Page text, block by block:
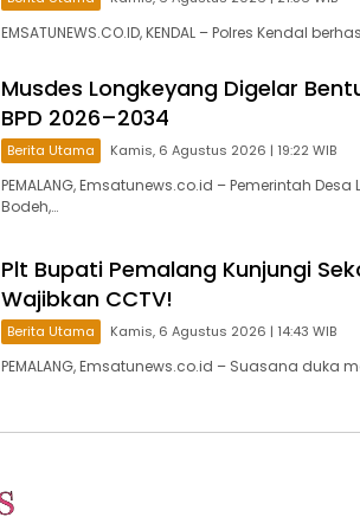
EMSATUNEWS.CO.ID, KENDAL – Polres Kendal
Musdes Longkeyang Digelar
BPD 2026–2034
Berita Utama Kamis, 6 Agustus 2026 | 19:22 WIB
PEMALANG, Emsatunews.co.id – Pemerintah
Bodeh,…
Plt Bupati Pemalang Kunjungi
Wajibkan CCTV!
Berita Utama Kamis, 6 Agustus 2026 | 14:43 WIB
PEMALANG, Emsatunews.co.id – Suasana duka